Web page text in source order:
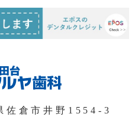
倉市井野1554-3